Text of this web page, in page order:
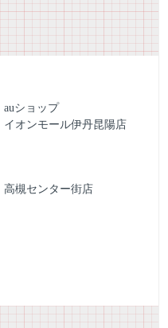
auショップ
イオンモール伊丹昆陽店
高槻センター街店